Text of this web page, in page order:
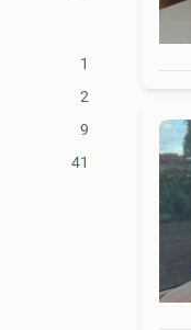
1
2
9
41